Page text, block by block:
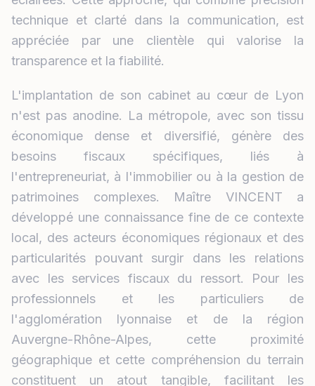
technique et clarté dans la communication, est
appréciée par une clientèle qui valorise la
transparence et la fiabilité.
L'implantation de son cabinet au cœur de Lyon
n'est pas anodine. La métropole, avec son tissu
économique dense et diversifié, génère des
besoins fiscaux spécifiques, liés à
l'entrepreneuriat, à l'immobilier ou à la gestion de
patrimoines complexes. Maître VINCENT a
développé une connaissance fine de ce contexte
local, des acteurs économiques régionaux et des
particularités pouvant surgir dans les relations
avec les services fiscaux du ressort. Pour les
professionnels et les particuliers de
l'agglomération lyonnaise et de la région
Auvergne-Rhône-Alpes, cette proximité
géographique et cette compréhension du terrain
constituent un atout tangible, facilitant les